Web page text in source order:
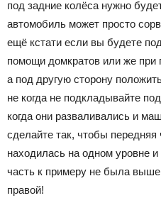
под задние колёса нужно
автомобиль может просто
ещё кстати если вы будете
помощи домкратов или же при
а под другую сторону
не когда не подкладывайте
когда они разваливались и
сделайте так, чтобы
находилась на одном уровне
часть к примеру не была
правой!